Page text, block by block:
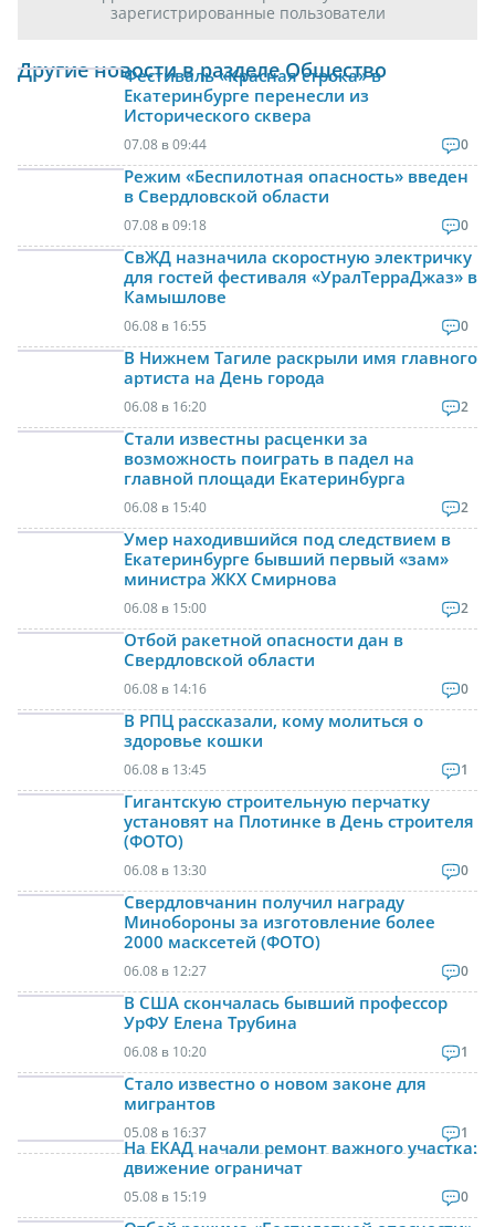
зарегистрированные пользователи
Другие новости в разделе Общество
Фестиваль «Красная строка» в
Екатеринбурге перенесли из
Исторического сквера
07.08 в 09:44 0
Режим «Беспилотная опасность» введен
в Свердловской области
07.08 в 09:18 0
СвЖД назначила скоростную электричку
для гостей фестиваля «УралТерраДжаз» в
Камышлове
06.08 в 16:55 0
В Нижнем Тагиле раскрыли имя главного
артиста на День города
06.08 в 16:20 2
Стали известны расценки за
возможность поиграть в падел на
главной площади Екатеринбурга
06.08 в 15:40 2
Умер находившийся под следствием в
Екатеринбурге бывший первый «зам»
министра ЖКХ Смирнова
06.08 в 15:00 2
Отбой ракетной опасности дан в
Свердловской области
06.08 в 14:16 0
В РПЦ рассказали, кому молиться о
здоровье кошки
06.08 в 13:45 1
Гигантскую строительную перчатку
установят на Плотинке в День строителя
(ФОТО)
06.08 в 13:30 0
Свердловчанин получил награду
Минобороны за изготовление более
2000 масксетей (ФОТО)
06.08 в 12:27 0
В США скончалась бывший профессор
УрФУ Елена Трубина
06.08 в 10:20 1
Стало известно о новом законе для
мигрантов
05.08 в 16:37 1
На ЕКАД начали ремонт важного участка:
движение ограничат
05.08 в 15:19 0